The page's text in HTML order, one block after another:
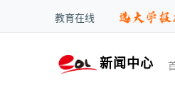
教育在线
新闻中心